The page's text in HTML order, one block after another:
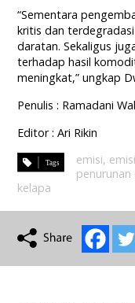
“Sementara
kritis dan
daratan. Sekaligus
terhadap hasil
meningkat,” ungkap
Penulis : Ramadani
Editor : Ari Rikin
emisi,
penurunan
kelapa